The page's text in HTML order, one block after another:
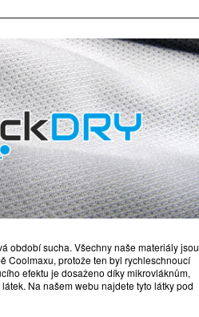
období sucha. Všechny naše materiály jsou
Coolmaxu, protože ten byl rychleschnoucí
efektu je dosaženo díky mikrovláknům,
Na našem webu najdete tyto látky pod